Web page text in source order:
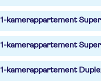
1-kamerappartement
1-kamerappartement
1-kamerappartement